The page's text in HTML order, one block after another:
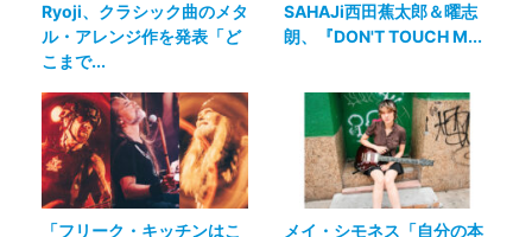
Ryoji、クラシック曲のメタ
ル・アレンジ作を発表「ど
こまで...
SAHAJi西田蕉太郎＆曜志
朗、『DON'T TOUCH M...
「フリーク・キッチンはこ
メイ・シモネス「自分の本